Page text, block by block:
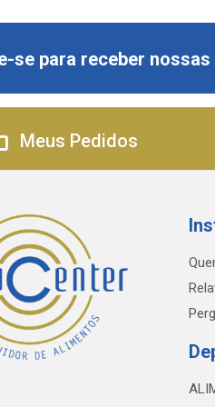
se para receber
Meus Pedidos